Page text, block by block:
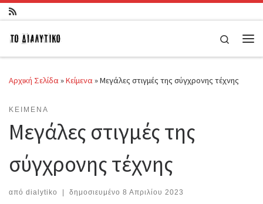
Μετάβαση στο περιεχόμενο
Search
Αρχική Σελίδα»Κείμενα»Μεγάλες στιγμές της σύγχρονης τέχνης
ΚΕΊΜΕΝΑ
Μεγάλες στιγμές της
σύγχρονης τέχνης
από dialytiko | δημοσιευμένο 8 Απριλίου 2023